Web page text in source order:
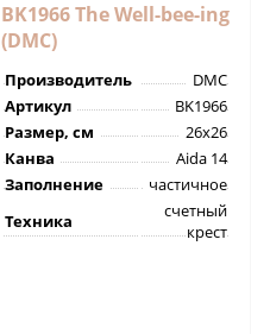
BK1966 The Well-bee-ing
(DMC)
Производитель
DMC
Артикул
BK1966
Размер, см
26х26
Канва
Aida 14
Заполнение
частичное
Техника
счетный
крест